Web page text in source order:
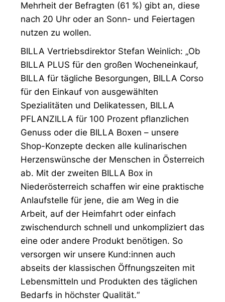
Mehrheit der Befragten (61 %) gibt an, diese
nach 20 Uhr oder an Sonn- und Feiertagen
nutzen zu wollen.
BILLA Vertriebsdirektor Stefan Weinlich: „Ob
BILLA PLUS für den großen Wocheneinkauf,
BILLA für tägliche Besorgungen, BILLA Corso
für den Einkauf von ausgewählten
Spezialitäten und Delikatessen, BILLA
PFLANZILLA für 100 Prozent pflanzlichen
Genuss oder die BILLA Boxen – unsere
Shop-Konzepte decken alle kulinarischen
Herzenswünsche der Menschen in Österreich
ab. Mit der zweiten BILLA Box in
Niederösterreich schaffen wir eine praktische
Anlaufstelle für jene, die am Weg in die
Arbeit, auf der Heimfahrt oder einfach
zwischendurch schnell und unkompliziert das
eine oder andere Produkt benötigen. So
versorgen wir unsere Kund:innen auch
abseits der klassischen Öffnungszeiten mit
Lebensmitteln und Produkten des täglichen
Bedarfs in höchster Qualität.“